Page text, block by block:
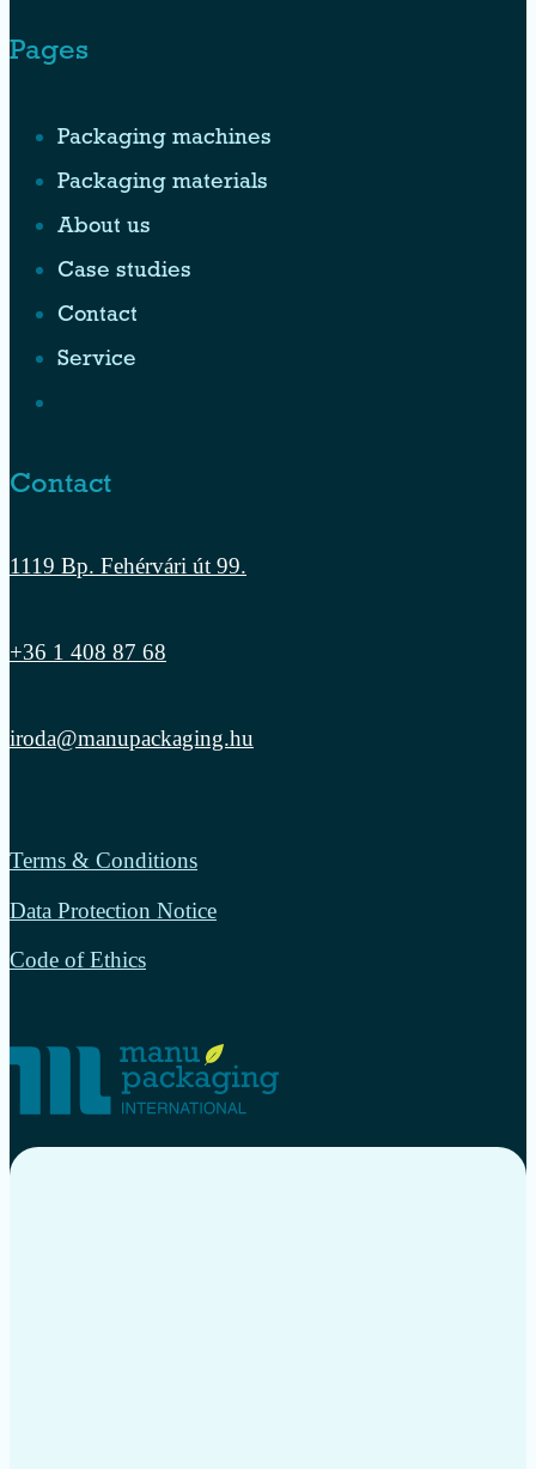
Pages
Packaging machines
Packaging materials
About us
Case studies
Contact
Service
Contact
1119 Bp. Fehérvári út 99.
+36 1 408 87 68
iroda@manupackaging.hu
Terms & Conditions
Data Protection Notice
Code of Ethics